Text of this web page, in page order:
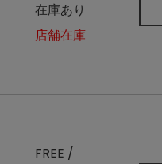
在庫あり
店舗在庫
FREE /